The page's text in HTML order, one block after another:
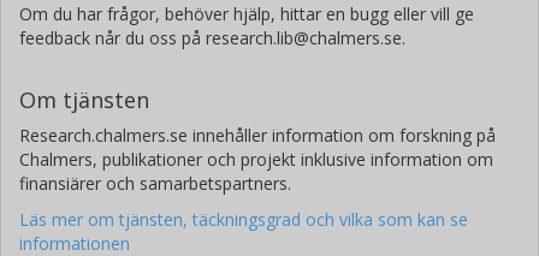
Om du har frågor, behöver hjälp, hittar en bugg eller vill ge
feedback når du oss på research.lib@chalmers.se.
Om tjänsten
Research.chalmers.se innehåller information om forskning på
Chalmers, publikationer och projekt inklusive information om
finansiärer och samarbetspartners.
Läs mer om tjänsten, täckningsgrad och vilka som kan se
informationen